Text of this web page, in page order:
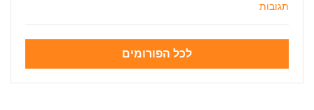
תגובות
לכל הפורומים